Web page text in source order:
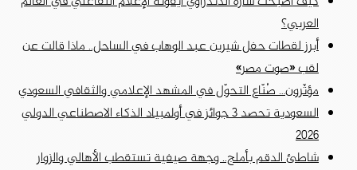
العربي؟
أبرز لقطات حفل شيرين عبد الوهاب في الساحل.. ماذا قالت عن
لقب «صوت مصر»
مؤثّرون… صُنّاع التحوّل في المشهد الإعلامي والثقافي السعودي
السعودية تحصد 3 جوائز في أولمبياد الذكاء الاصطناعي الدولي
2026
شاطئ الدقم بأملج.. وجهة صيفية تستقطب الأهالي والزوار